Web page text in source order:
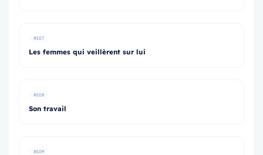
#107
Les femmes qui veillèrent sur lui
#108
Son travail
#109